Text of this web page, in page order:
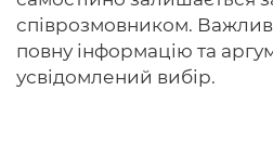
співрозмовником.
повну інформацію та
усвідомлений вибір.